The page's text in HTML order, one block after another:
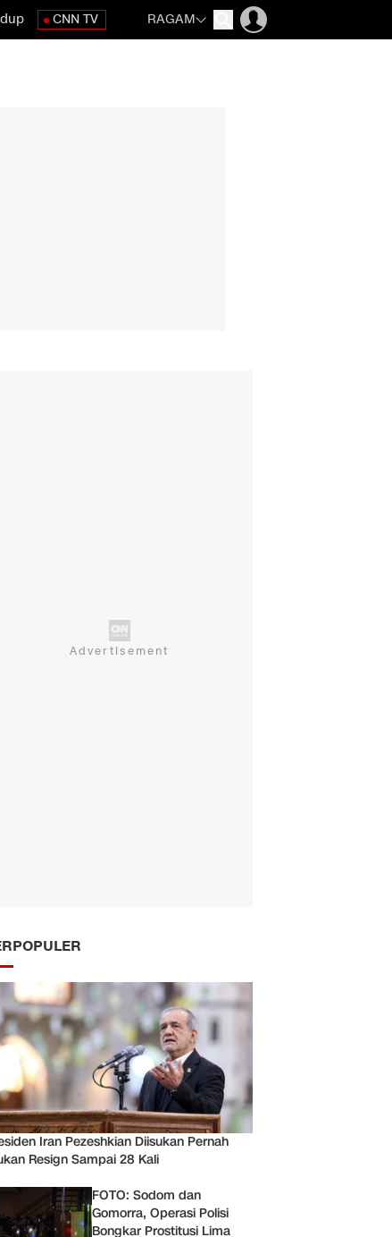
CNN TV RAGAM
Iran Pezeshkian Diisukan Pernah
Resign Sampai 28 Kali
FOTO: Sodom dan
Gomorra, Operasi Polisi
Bongkar Prostitusi Lima